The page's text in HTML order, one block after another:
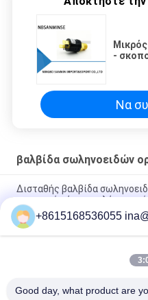
-
Να
βαλβίδα σωληνοειδών
Δισταθής βαλβίδα
εμπορικό σήμα υψηλής
Z4 βαλβίδες σωληνοειδών
ενεργούσα βαλβίδα
Z6 η αντι σφυρηλατημένη
+8615168536055
Good day, what product are